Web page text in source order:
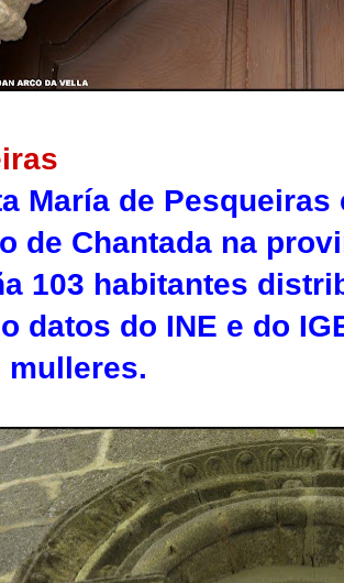
de Pesqueiras
de Chantada na
103 habitantes
datos do INE e do
mulleres.